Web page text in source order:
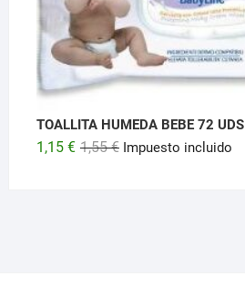
TOALLITA HUMEDA BEBE 72 UDS
1,55€ El
1,15 €
ElImpuesto incluido